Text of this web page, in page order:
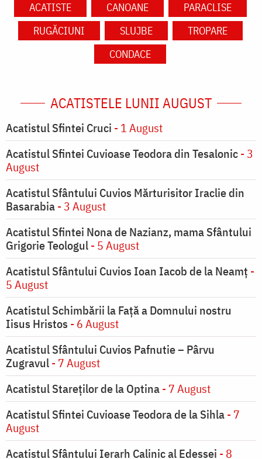
ACATISTE CANOANE
PARACLISE
RUGĂCIUNI
SLUJBE
TROPARE
CONDACE
ACATISTELE LUNII AUGUST
Acatistul Sfintei Cruci - 1 August
Acatistul Sfintei Cuvioase Teodora din Tesalonic- 3
August
Acatistul Sfântului Cuvios Mărturisitor Iraclie din
Basarabia- 3 August
Acatistul Sfintei Nona de Nazianz, mama Sfântului
Grigorie Teologul- 5 August
Acatistul Sfântului Cuvios Ioan Iacob de la Neamț -
5 August
Acatistul Schimbării la Faţă a Domnului nostru
Iisus Hristos - 6 August
Acatistul Sfântului Cuvios Pafnutie – Pârvu
Zugravul- 7 August
Acatistul Stareţilor de la Optina- 7 August
Acatistul Sfintei Cuvioase Teodora de la Sihla- 7
August
Acatistul Sfântului Ierarh Calinic al Edessei - 8